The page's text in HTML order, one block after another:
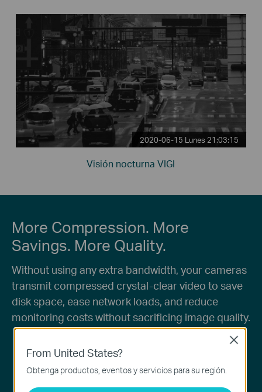
2020-06-15 Lunes 21:03:15
Visión nocturna VIGI
57.5%
More Compression. More
Savings. More Quality.
Without using any extra bandwidth, your cameras
transmit compressed crystal-clear video to save
disk space, ease network loads, and reduce
monitoring costs without sacrificing image quality.
From United States?
Obtenga productos, eventos y servicios para su región.
Close